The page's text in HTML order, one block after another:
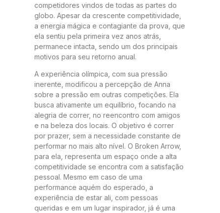
competidores vindos de todas as partes do
globo. Apesar da crescente competitividade,
a energia mágica e contagiante da prova, que
ela sentiu pela primeira vez anos atrás,
permanece intacta, sendo um dos principais
motivos para seu retorno anual.
A experiência olímpica, com sua pressão
inerente, modificou a percepção de Anna
sobre a pressão em outras competições. Ela
busca ativamente um equilíbrio, focando na
alegria de correr, no reencontro com amigos
e na beleza dos locais. O objetivo é correr
por prazer, sem a necessidade constante de
performar no mais alto nível. O Broken Arrow,
para ela, representa um espaço onde a alta
competitividade se encontra com a satisfação
pessoal. Mesmo em caso de uma
performance aquém do esperado, a
experiência de estar ali, com pessoas
queridas e em um lugar inspirador, já é uma